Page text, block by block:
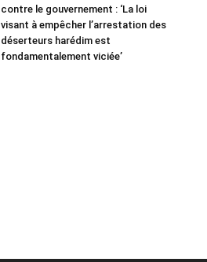
contre le gouvernement : ‘La loi
visant à empêcher l’arrestation des
déserteurs harédim est
fondamentalement viciée’